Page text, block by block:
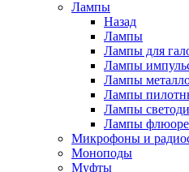
Лампы
Назад
Лампы
Лампы для
Лампы
Лампы
Лампы
Лампы
Лампы
Микрофоны и
Моноподы
Муфты